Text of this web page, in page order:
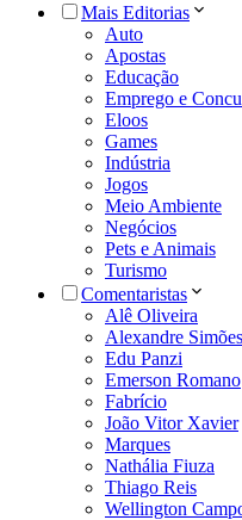
Mais Editorias
Auto
Apostas
Educação
Emprego e
Eloos
Games
Indústria
Jogos
Meio Ambiente
Negócios
Pets e Animais
Turismo
Comentaristas
Alê Oliveira
Alexandre Simões
Edu Panzi
Emerson Romano
Fabrício
João Vitor Xavier
Marques
Nathália Fiuza
Thiago Reis
Wellington